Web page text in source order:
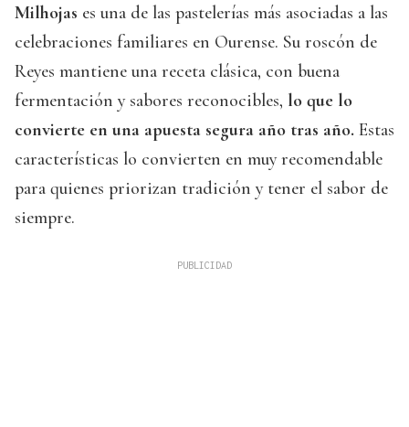
Milhojas es una de las pastelerías más asociadas a las
celebraciones familiares en Ourense. Su roscón de
Reyes mantiene una receta clásica, con buena
fermentación y sabores reconocibles, lo que lo
convierte en una apuesta segura año tras año. Estas
características lo convierten en muy recomendable
para quienes priorizan tradición y tener el sabor de
siempre.